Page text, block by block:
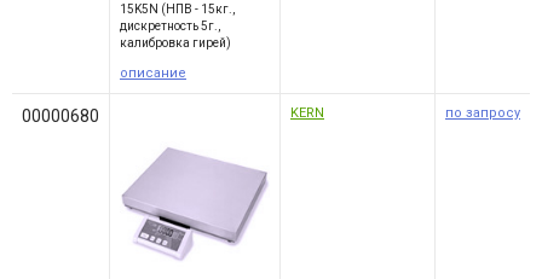
15K5N (НПВ - 15кг.,
дискретность 5г.,
калибровка гирей)
описание
00000680 KERN по запросу